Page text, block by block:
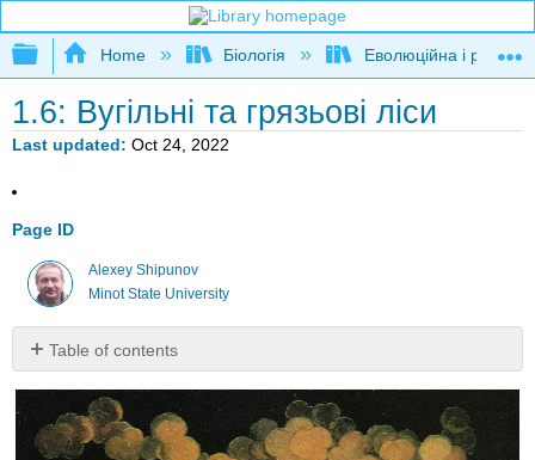
Expand/collapse global hierarchy
Home Біологія Еволюційна і
1.6: Вугільні та грязьові ліси
Last updated Oct 24, 2022
Page ID
Alexey Shipunov
Minot State University
Table of contents
No
headers